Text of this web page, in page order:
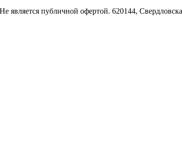
является публичной офертой. 620144,